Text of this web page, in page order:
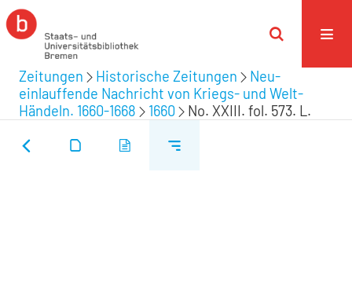
Zeitungen Historische Zeitungen
Neu-
einlauffende Nachricht von Kriegs- und Welt-
Händeln. 1660-1668
1660 No. XXIII. fol. 573. L.